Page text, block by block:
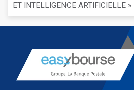
ET INTELLIGENCE ARTIFICIELLE »